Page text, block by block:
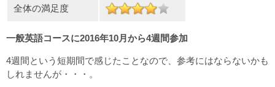
全体の満足度
一般英語コースに2016年10月から4週間参加
4週間という短期間で感じたことなので、参考にはならないかも
しれませんが・・・。